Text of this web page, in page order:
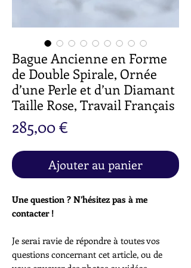
Bague Ancienne en Forme
de Double Spirale, Ornée
d’une Perle et d’un Diamant
Taille Rose, Travail Français
285,00 €
Ajouter au panier
Une question ? N’hésitez pas à me
contacter !
Je serai ravie de répondre à toutes vos
questions concernant cet article, ou de